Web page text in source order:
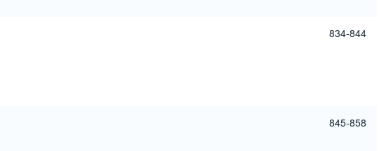
834-844
845-858